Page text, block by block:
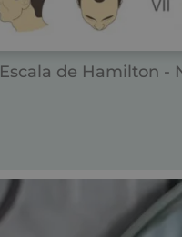
Escala de Hamilton -